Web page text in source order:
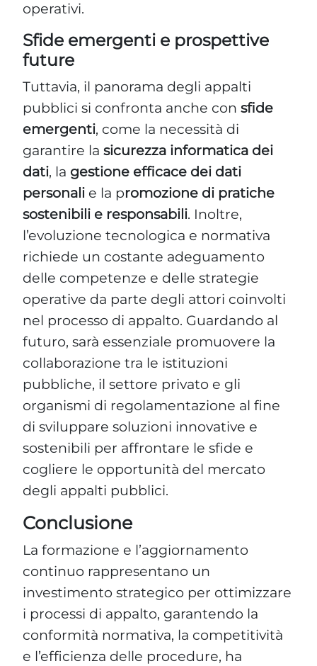
operativi.
Sfide emergenti e prospettive
future
Tuttavia, il panorama degli appalti
pubblici si confronta anche con sfide
emergenti, come la necessità di
garantire la sicurezza informatica dei
dati, la gestione efficace dei dati
personali e la promozione di pratiche
sostenibili e responsabili. Inoltre,
l’evoluzione tecnologica e normativa
richiede un costante adeguamento
delle competenze e delle strategie
operative da parte degli attori coinvolti
nel processo di appalto. Guardando al
futuro, sarà essenziale promuovere la
collaborazione tra le istituzioni
pubbliche, il settore privato e gli
organismi di regolamentazione al fine
di sviluppare soluzioni innovative e
sostenibili per affrontare le sfide e
cogliere le opportunità del mercato
degli appalti pubblici.
Conclusione
La formazione e l’aggiornamento
continuo rappresentano un
investimento strategico per ottimizzare
i processi di appalto, garantendo la
conformità normativa, la competitività
e l’efficienza delle procedure, ha